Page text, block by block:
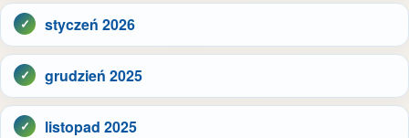
styczeń 2026
grudzień 2025
listopad 2025